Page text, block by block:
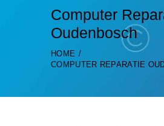
Computer
Oudenbosch
HOME
COMPUTER REPARATIE